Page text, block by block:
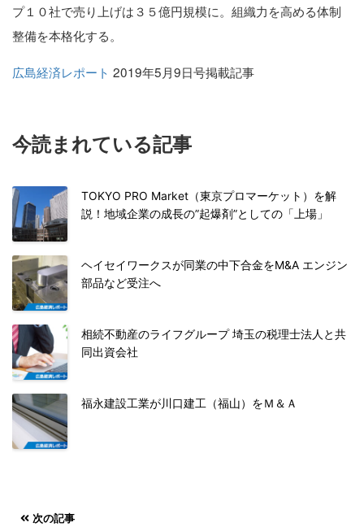
プ１０社で売り上げは３５億円規模に。組織力を高める体制
整備を本格化する。
広島経済レポート 2019年5月9日号掲載記事
今読まれている記事
TOKYO PRO Market（東京プロマーケット）を解
説！地域企業の成長の”起爆剤”としての「上場」
ヘイセイワークスが同業の中下合金をM&A エンジン
部品など受注へ
相続不動産のライフグループ 埼玉の税理士法人と共
同出資会社
福永建設工業が川口建工（福山）をＭ＆Ａ
次の記事